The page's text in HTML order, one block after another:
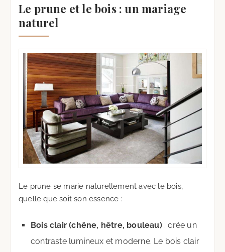
Le prune et le bois : un mariage
naturel
Le prune se marie naturellement avec le bois,
quelle que soit son essence :
Bois clair (chêne, hêtre, bouleau): crée un
contraste lumineux et moderne. Le bois clair